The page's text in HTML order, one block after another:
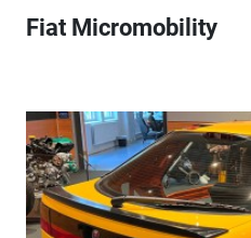
Fiat Micromobility